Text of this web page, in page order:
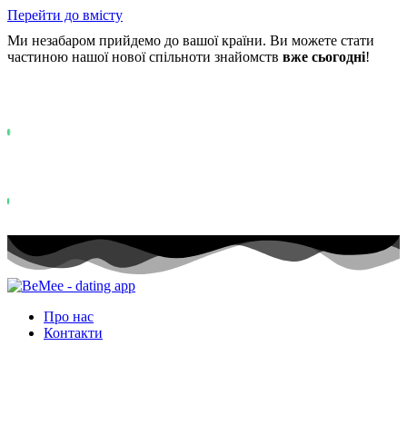
Перейти до вмісту
Ми незабаром прийдемо до вашої країни. Ви можете стати
частиною нашої нової спільноти знайомств вже сьогодні!
Про нас
Контакти